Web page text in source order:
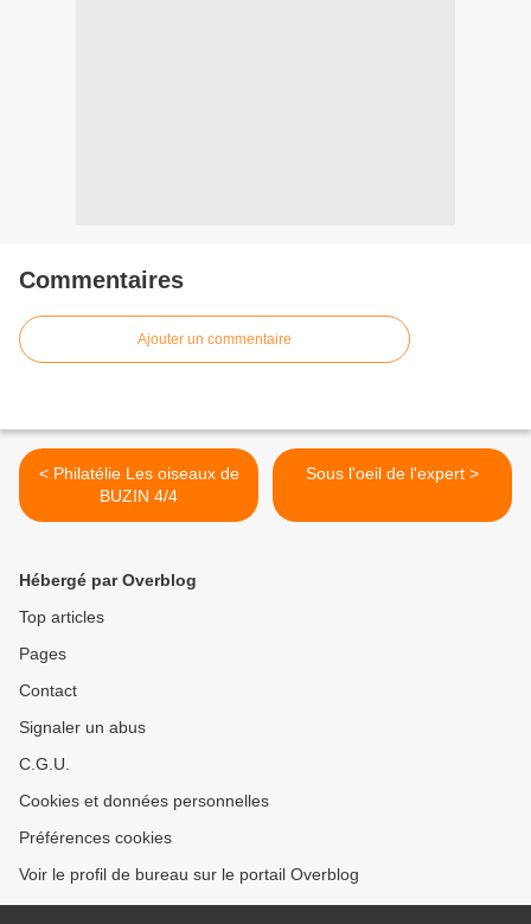
Commentaires
Ajouter un commentaire
< Philatélie Les oiseaux de
BUZIN 4/4
Sous l'oeil de l'expert >
Hébergé par Overblog
Top articles
Pages
Contact
Signaler un abus
C.G.U.
Cookies et données personnelles
Préférences cookies
Voir le profil de bureau sur le portail Overblog